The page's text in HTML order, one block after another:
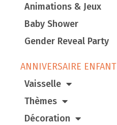
Animations & Jeux
Baby Shower
Gender Reveal Party
ANNIVERSAIRE ENFANT
Vaisselle
Thèmes
Décoration